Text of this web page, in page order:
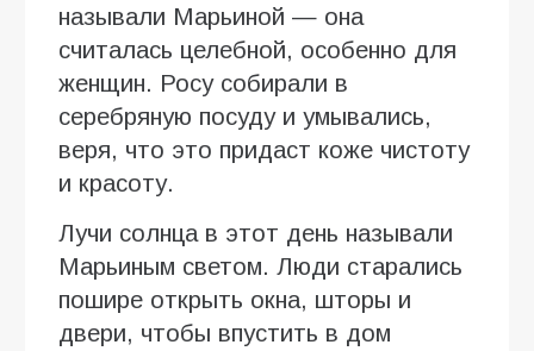
называли Марьиной — она
считалась целебной, особенно для
женщин. Росу собирали в
серебряную посуду и умывались,
веря, что это придаст коже чистоту
и красоту.
Лучи солнца в этот день называли
Марьиным светом. Люди старались
пошире открыть окна, шторы и
двери, чтобы впустить в дом